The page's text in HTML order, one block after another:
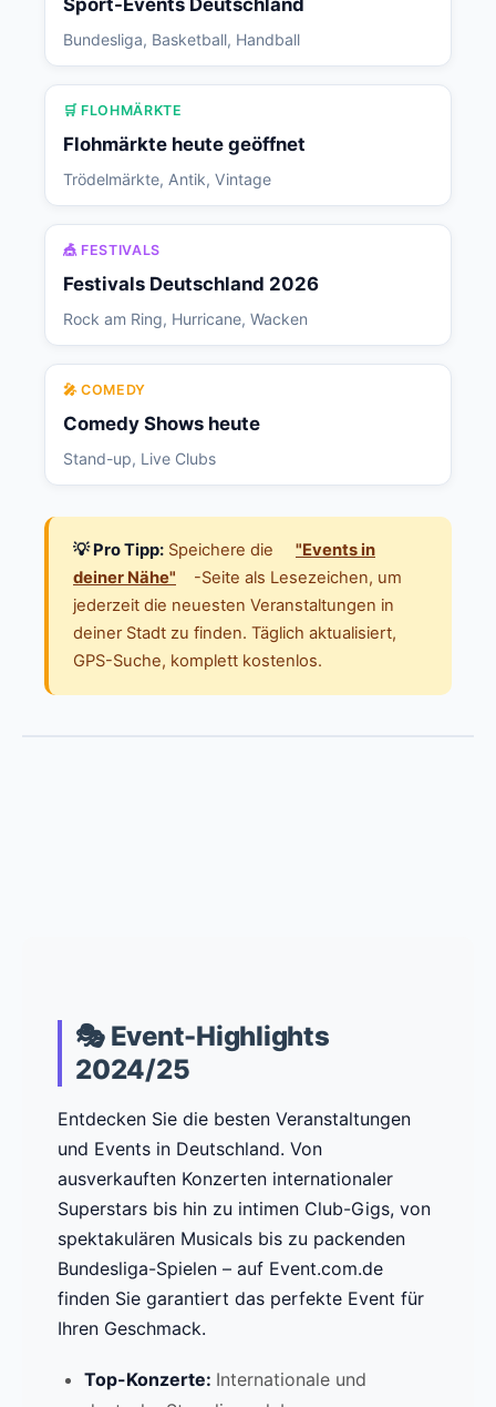
Sport-Events Deutschland
Bundesliga, Basketball, Handball
🛒 FLOHMÄRKTE
Flohmärkte heute geöffnet
Trödelmärkte, Antik, Vintage
🎪 FESTIVALS
Festivals Deutschland 2026
Rock am Ring, Hurricane, Wacken
🎤 COMEDY
Comedy Shows heute
Stand-up, Live Clubs
💡 Pro Tipp: Speichere die
"Events in
deiner Nähe"
-Seite als Lesezeichen, um
jederzeit die neuesten Veranstaltungen in
deiner Stadt zu finden. Täglich aktualisiert,
GPS-Suche, komplett kostenlos.
🎭 Event-Highlights
2024/25
Entdecken Sie die besten Veranstaltungen
und Events in Deutschland. Von
ausverkauften Konzerten internationaler
Superstars bis hin zu intimen Club-Gigs, von
spektakulären Musicals bis zu packenden
Bundesliga-Spielen – auf Event.com.de
finden Sie garantiert das perfekte Event für
Ihren Geschmack.
Top-Konzerte: Internationale und